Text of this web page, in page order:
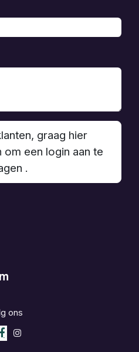
graag hier
een login aan te
.
ons